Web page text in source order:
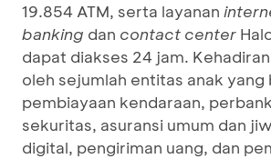
19.854 ATM, serta layanan
banking dan contact center
dapat diakses 24 jam.
oleh sejumlah entitas anak
pembiayaan kendaraan,
sekuritas, asuransi umum dan
digital, pengiriman uang, dan